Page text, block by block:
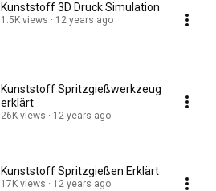
Kunststoff 3D Druck Simulation
1.5K views 12 years ago
Kunststoff Spritzgießwerkzeug
erklärt
26K views 12 years ago
Kunststoff Spritzgießen Erklärt
17K views 12 years ago